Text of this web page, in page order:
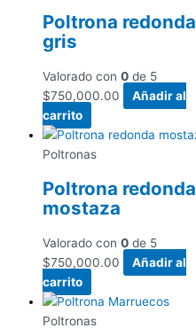
Poltrona redonda
gris
Valorado con 0 de 5
$750,000.00
Añadir al
carrito
Poltronas
Poltrona redonda
mostaza
Valorado con 0 de 5
$750,000.00
Añadir al
carrito
Poltronas